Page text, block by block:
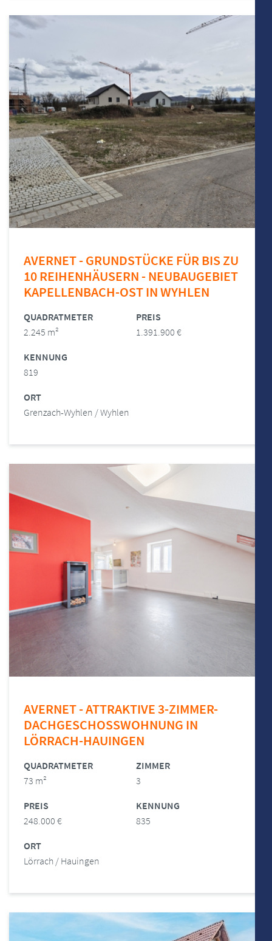
AVERNET - GRUNDSTÜCKE FÜR BIS ZU
10 REIHENHÄUSERN - NEUBAUGEBIET
KAPELLENBACH-OST IN WYHLEN
QUADRATMETER
2.245 m²
PREIS
1.391.900 €
KENNUNG
819
ORT
Grenzach-Wyhlen / Wyhlen
AVERNET - ATTRAKTIVE 3-ZIMMER-
DACHGESCHOSSWOHNUNG IN
LÖRRACH-HAUINGEN
QUADRATMETER
73 m²
ZIMMER
3
PREIS
248.000 €
KENNUNG
835
ORT
Lörrach / Hauingen